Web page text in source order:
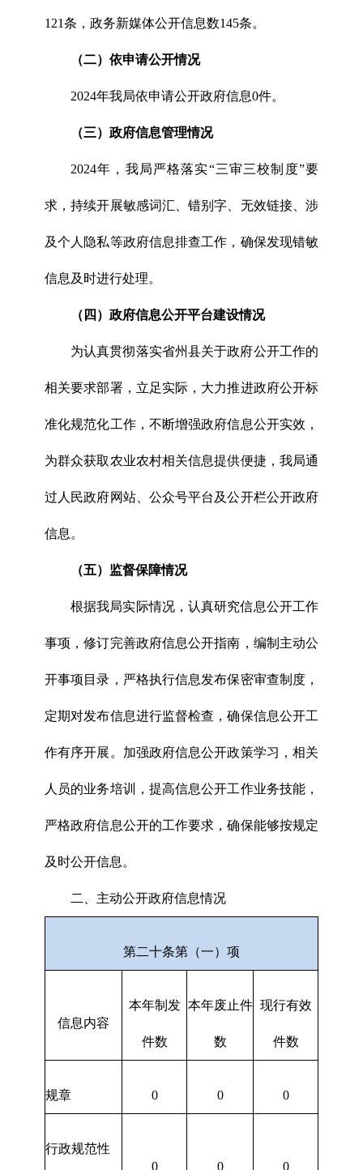
121条，政务新媒体公开信息数145条。
（二）依申请公开情况
2024年我局依申请公开政府信息0件。
（三）政府信息管理情况
2024年，我局严格落实“三审三校制度”要
求，持续开展敏感词汇、错别字、无效链接、涉
及个人隐私等政府信息排查工作，确保发现错敏
信息及时进行处理。
（四）政府信息公开平台建设情况
为认真贯彻落实省州县关于政府公开工作的
相关要求部署，立足实际，大力推进政府公开标
准化规范化工作，不断增强政府信息公开实效，
为群众获取农业农村相关信息提供便捷，我局通
过人民政府网站、公众号平台及公开栏公开政府
信息。
（五）监督保障情况
根据我局实际情况，认真研究信息公开工作
事项，修订完善政府信息公开指南，编制主动公
开事项目录，严格执行信息发布保密审查制度，
定期对发布信息进行监督检查，确保信息公开工
作有序开展。加强政府信息公开政策学习，相关
人员的业务培训，提高信息公开工作业务技能，
严格政府信息公开的工作要求，确保能够按规定
及时公开信息。
二、主动公开政府信息情况
第二十条第（一）项
信息内容
本年制发
件数
本年废止件
数
现行有效
件数
规章 0 0 0
行政规范性
0
0 0